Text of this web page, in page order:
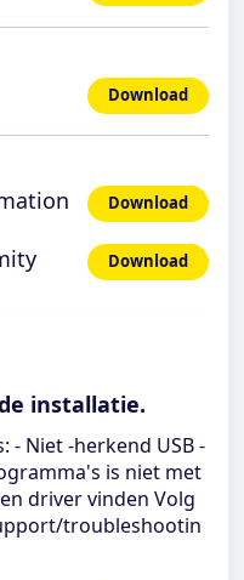
Download
Download
Download
installatie.
- Niet -herkend USB -
is niet met
driver vinden Volg
troubleshootin